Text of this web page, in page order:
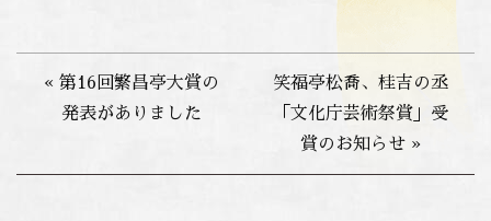
« 第16回繁昌亭大賞の
発表がありました
笑福亭松喬、桂吉の丞
「文化庁芸術祭賞」受
賞のお知らせ »